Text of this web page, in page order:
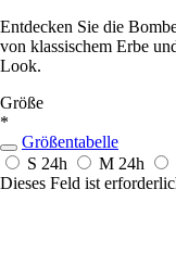
Entdecken Sie die
von klassischem Erbe
Look.
Größe
*
Größentabelle
S 24h M 24h
Dieses Feld ist